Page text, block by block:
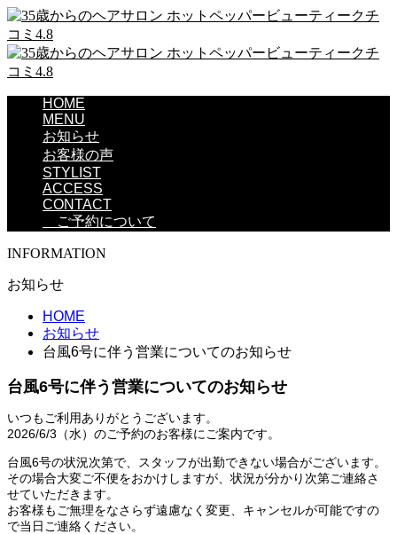
HOME
MENU
お知らせ
お客様の声
STYLIST
ACCESS
CONTACT
ご予約について
INFORMATION
お知らせ
HOME
お知らせ
台風6号に伴う営業についてのお知らせ
台風6号に伴う営業についてのお知らせ
いつもご利用ありがとうございます。
2026/6/3（水）のご予約のお客様にご案内です。
台風6号の状況次第で、スタッフが出勤できない場合がございます。
その場合大変ご不便をおかけしますが、状況が分かり次第ご連絡さ
せていただきます。
お客様もご無理をなさらず遠慮なく変更、キャンセルが可能ですの
で当日ご連絡ください。